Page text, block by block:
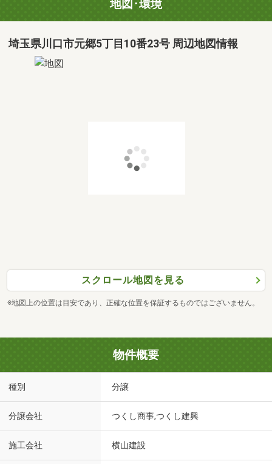
地図･環境
埼玉県川口市元郷5丁目10番23号 周辺地図情報
スクロール地図を見る
※地図上の位置は目安であり、正確な位置を保証するものではございません。
物件概要
種別 分譲
分譲会社 つくし商事,つくし建興
施工会社 横山建設